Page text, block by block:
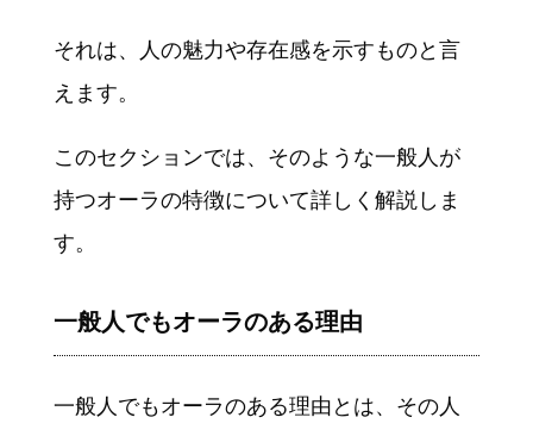
それは、人の魅力や存在感を示すものと言
えます。
このセクションでは、そのような一般人が
持つオーラの特徴について詳しく解説しま
す。
一般人でもオーラのある理由
一般人でもオーラのある理由とは、その人